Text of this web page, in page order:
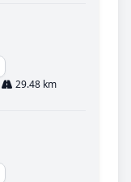
29.48 km